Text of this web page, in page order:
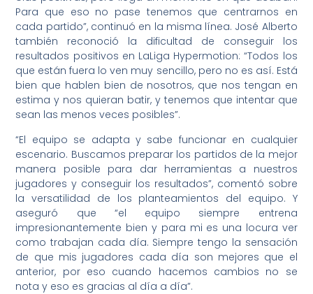
Para que eso no pase tenemos que centrarnos en
cada partido”, continuó en la misma línea. José Alberto
también reconoció la dificultad de conseguir los
resultados positivos en LaLiga Hypermotion: “Todos los
que están fuera lo ven muy sencillo, pero no es así. Está
bien que hablen bien de nosotros, que nos tengan en
estima y nos quieran batir, y tenemos que intentar que
sean las menos veces posibles”.
“El equipo se adapta y sabe funcionar en cualquier
escenario. Buscamos preparar los partidos de la mejor
manera posible para dar herramientas a nuestros
jugadores y conseguir los resultados”, comentó sobre
la versatilidad de los planteamientos del equipo. Y
aseguró que “el equipo siempre entrena
impresionantemente bien y para mi es una locura ver
como trabajan cada día. Siempre tengo la sensación
de que mis jugadores cada día son mejores que el
anterior, por eso cuando hacemos cambios no se
nota y eso es gracias al día a día”.